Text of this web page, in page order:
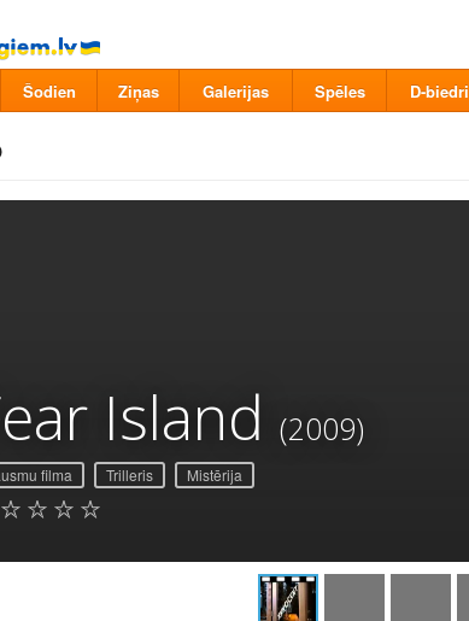
Šodien Ziņas Galerijas Spēles D-biedri
Island (2009)
filma Trilleris Mistērija